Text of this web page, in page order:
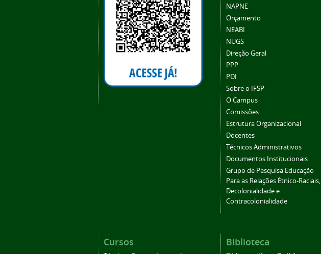
NAPNE
Orçamento
NEABI
NUGS
Direção Geral
PPP
PDI
Sobre o IFSP
O Campus
Comissões
Estrutura Organizacional
Docentes
Técnicos Administrativos
Documentos Institucionais
Grupo de Pesquisa Educação
Para as Relações Étnico-Raciais,
Decolonialidade e
Contracolonialidade
Cursos Biblioteca